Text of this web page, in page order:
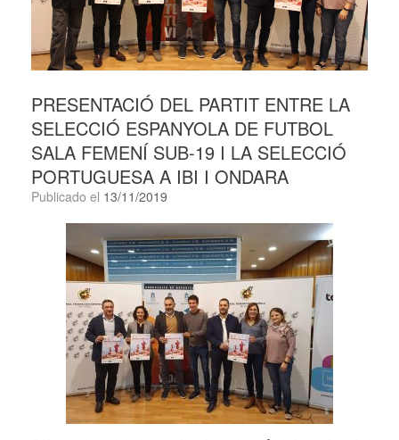
PRESENTACIÓ DEL PARTIT ENTRE LA
SELECCIÓ ESPANYOLA DE FUTBOL
SALA FEMENÍ SUB-19 I LA SELECCIÓ
PORTUGUESA A IBI I ONDARA
Publicado el 13/11/2019